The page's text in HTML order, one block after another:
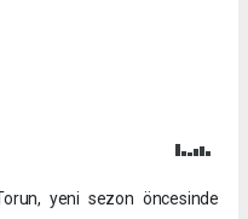
yeni sezon öncesinde